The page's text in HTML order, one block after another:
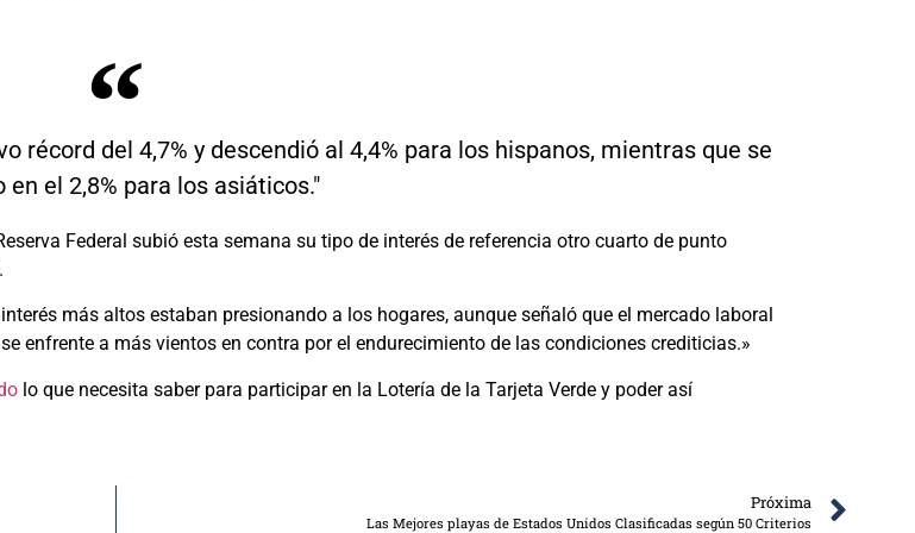
récord del 4,7% y descendió al 4,4% para los hispanos, mientras que se
en el 2,8% para los asiáticos."
Federal subió esta semana su tipo de interés de referencia otro cuarto de punto
más altos estaban presionando a los hogares, aunque señaló que el mercado laboral
enfrente a más vientos en contra por el endurecimiento de las condiciones crediticias.»
lo que necesita saber para participar en la Lotería de la Tarjeta Verde y poder así
Próxima
Las Mejores playas de Estados Unidos Clasificadas según 50 Criterios